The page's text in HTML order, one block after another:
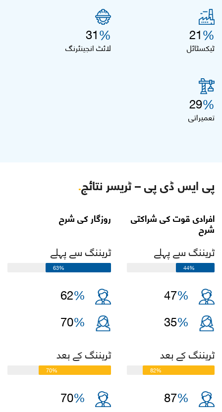
21%
ٹیکسٹائل
31%
لائٹ انجینئرنگ
29%
تعمیراتی
پی ایس ڈی پی – ٹریسر نتائج.
افرادی قوت کی شراکتی
شرح
ٹریننگ سے پہلے
44%
%
47
%
35
ٹریننگ کے بعد
82%
%
87
روزگار کی شرح
ٹریننگ سے پہلے
63%
%
62
%
70
ٹریننگ کے بعد
70%
%
70